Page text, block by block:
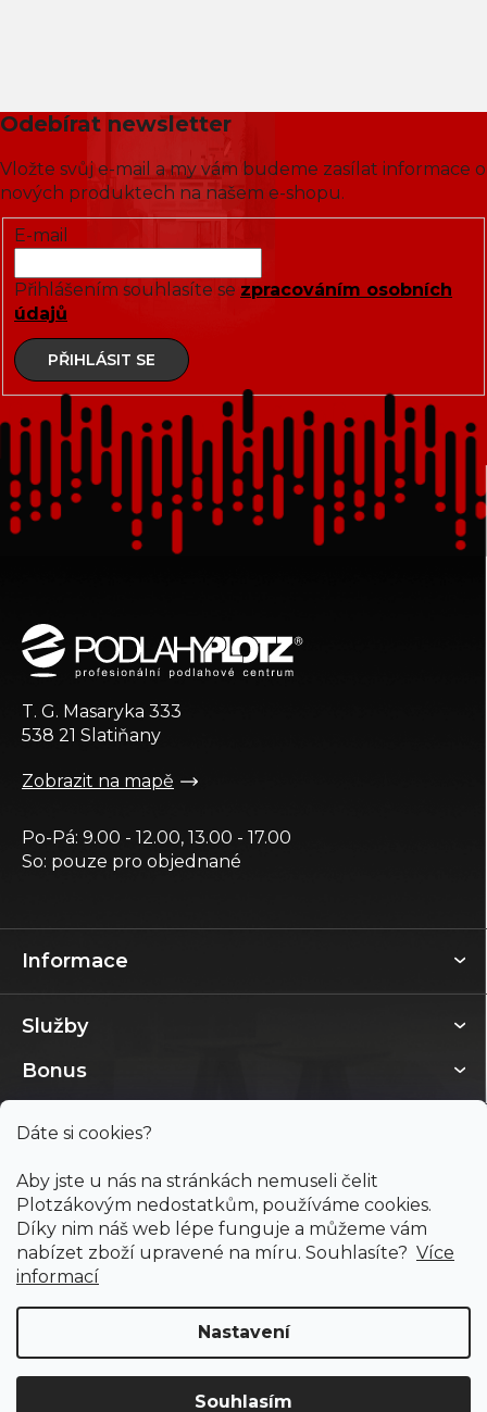
Dáte si cookies?
Aby jste u nás na stránkách nemuseli čelit
Plotzákovým nedostatkům, používáme cookies.
Díky nim náš web lépe funguje a můžeme vám
nabízet zboží upravené na míru. Souhlasíte? Více
informací
Nastavení
Souhlasím
Odebírat newsletter
Vložte svůj e-mail a my vám budeme zasílat informace o
nových produktech na našem e-shopu.
E-mail
Přihlášením souhlasíte se zpracováním osobních
údajů
PŘIHLÁSIT SE
Informace
Služby
Bonus
T. G. Masaryka 333
538 21 Slatiňany
Zobrazit na mapě
Po-Pá: 9.00 - 12.00, 13.00 - 17.00
So: pouze pro objednané
Copyright 2026PODLAHY PLOTZ s.r.o.. Všechna práva